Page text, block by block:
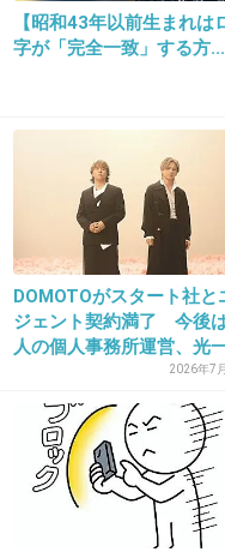
がるちゃんでは、
か言われてるけど
もおかしい人多いね
普通にファンやっ
ね。
24. 匿名2016/01/06(水) 13:50:07
ジャニオタは女どころか人間捨
【昭和43年以前生まれ
字が「完全一致」する方...
DOMOTOがスタート社と
ジェント契約満了 今後
人の個人事務所運営、光
2026年7